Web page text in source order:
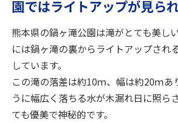
閉じる
園ではライトアップが見られ
熊本県の鍋ヶ滝公園は滝がとても美し
には鍋ヶ滝の裏からライトアップされ
しています。
この滝の落差は約10ｍ、幅は約20ｍあ
うに幅広く落ちる水が木漏れ日に照ら
ても優美で神秘的です。